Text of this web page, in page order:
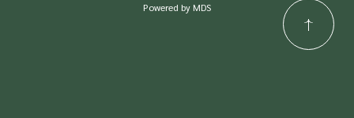
Powered by MDS